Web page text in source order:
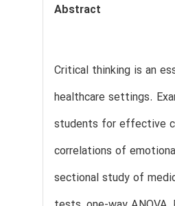
Abstract
Critical thinking is an
healthcare settings.
students for effective
correlations of
sectional study of